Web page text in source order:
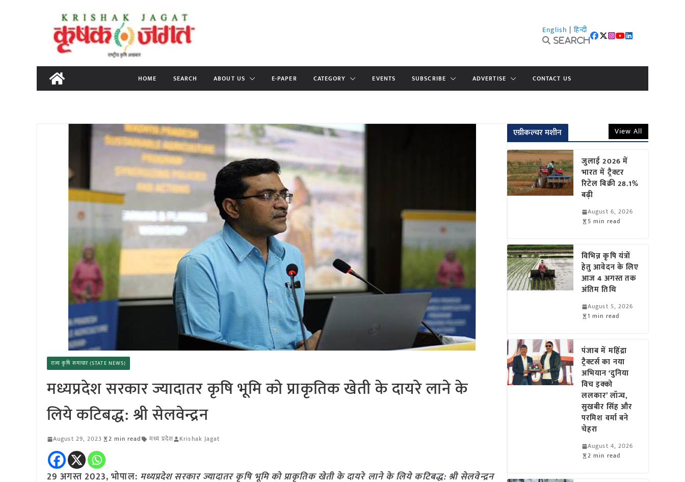
content
English | हिन्दी
Search
HOME SEARCH ABOUT US E-PAPER CATEGORY EVENTS SUBSCRIBE ADVERTISE CONTACT US
राज्य कृषि समाचार (STATE NEWS)
मध्यप्रदेश सरकार ज्यादातर कृषि भूमि को प्राकृतिक खेती के दायरे लाने के
लिये कटिबद्ध: श्री सेलवेन्द्रन
August 29, 2023 2 min read मध्य प्रदेश Krishak Jagat
29 अगस्त 2023, भोपाल: मध्यप्रदेश सरकार ज्यादातर कृषि भूमि को प्राकृतिक खेती के दायरे लाने के लिये कटिबद्ध: श्री सेलवेन्द्रन
एग्रीकल्चर मशीन View All
जुलाई 2026 में
भारत में ट्रैक्टर
रिटेल बिक्री 28.1%
बढ़ी
August 6, 2026
5 min read
विभिन्न कृषि यंत्रों
हेतु आवेदन के लिए
आज 4 अगस्त तक
अंतिम तिथि
August 5, 2026
1 min read
पंजाब में महिंद्रा
ट्रैक्टर्स का नया
अभियान ‘दुनिया
विच इक्को
ललकार’ लॉन्च,
सुखबीर सिंह और
परमिश वर्मा बने
चेहरा
August 4, 2026
2 min read